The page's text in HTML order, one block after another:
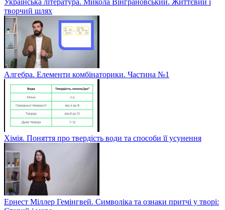
творчий шлях
Алгебра. Елементи комбінаторики. Частина №1
Хімія. Поняття про твердість води та способи її усунення
Ернест Міллер Гемінгвей. Символіка та ознаки притчі у творі: